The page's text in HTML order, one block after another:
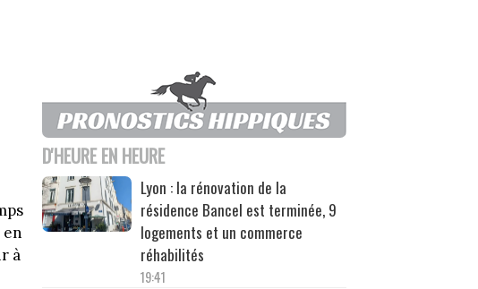
à
D'HEURE EN HEURE
Lyon : la rénovation de la
résidence Bancel est terminée, 9
logements et un commerce
réhabilités
19:41